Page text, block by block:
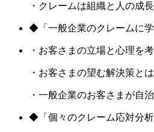
・クレームは組織と人の成
◆「一般企業のクレームに学
・お客さまの立場と心理を
・お客さまの望む解決策とは
・一般企業のお客さまが自
◆「個々のクレーム応対分析